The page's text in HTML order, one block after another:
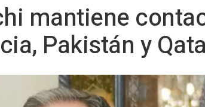
mantiene
Pakistán y